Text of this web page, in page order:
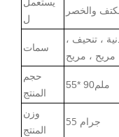
ل
والخصر
سمات
، تنحيف ،
مريح ، مريح
حجم
المنتج
55* 90ملم
وزن
المنتج
55 جرام